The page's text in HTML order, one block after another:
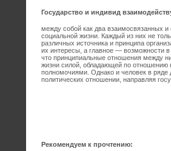
Государство и индивид
между собой как два взаимосвязанных
социальной жизни. Каждый из них не
различных источника и принципа
их интересы, а главное — возможности
что принципиальные отношения между
жизни силой, обладающей по отношению
полномочиями. Однако и человек в ряде
политических отношении, направляя
Рекомендуем к прочтению: